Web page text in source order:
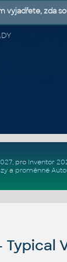
, pro Inventor
a proměnné
vyjadřete, zda